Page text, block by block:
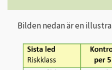
Bilden nedan är en